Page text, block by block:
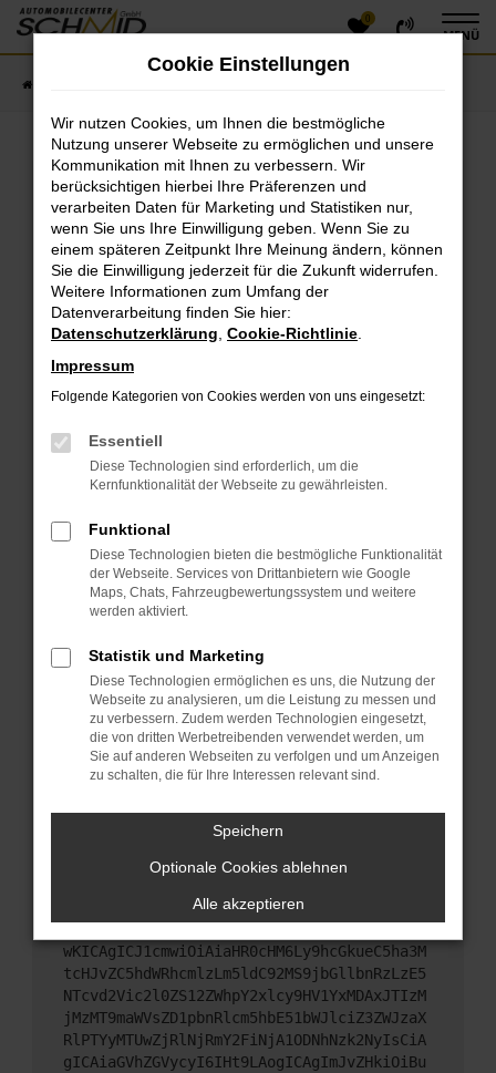
Zum
Hauptinhalt
0
MENÜ
Fehler: Network Error
Beim Laden ist ein Fehler aufgetreten.
Hier sind ein paar Tipps, die dir helfen können:
Überprüfe deine Firewall und deine
Internetverbindung.
Laden andere Webseiten, zum Beispiel deine
Suchmaschine?
Prüfe deine Browsererweiterungen.
das Laden bestimmter Seiten verhindern.
Funktioniert die Seite in einem anderen Browser
oder in einem privaten Fenster?
Das kann manchmal helfen, vorübergehende
Probleme zu beheben.
Stelle sicher, dass dein Browser und dein
Betriebssystem auf dem neuesten Stand sind.
Sicherheitsrisiko, sondern kann auch dazu führen,
dass bestimmte Funktionen nicht mehr
unterstützt werden.
Wende dich an den Webseitenbetreiber.
Wenn du alle oben genannten Schritte versucht
hast, kontaktiere uns bitte. Wir werden versuchen,
das Problem zu beheben. Du kannst uns diesen
Text schicken, um uns bei der Fehlersuche zu
unterstützen:
ewogICJuYW1lIjogIk5ldHdvcmtFcnJvciIsCiAgI
mNvbmZpZyI6IHsKICAgICJtZXRob2QiOiAiR0VUIi
wKICAgICJ1cmwiOiAiaHR0cHM6Ly9hcGkueC5ha3M
tcHJvZC5hdWRhcmlzLm5ldC92MS9jbGllbnRzLzE5
NTcvd2Vic2l0ZS12ZWhpY2xlcy9HV1YxMDAxJTIzM
jMzMT9maWVsZD1pbnRlcm5hbE51bWJlciZ3ZWJzaX
RlPTYyMTUwZjRlNjRmY2FiNjA1ODNhNzk2NyIsCiA
gICAiaGVhZGVycyI6IHt9LAogICAgImJvZHkiOiBu
Cookie Einstellungen
Wir nutzen Cookies, um Ihnen die bestmögliche
Nutzung unserer Webseite zu ermöglichen und unsere
Kommunikation mit Ihnen zu verbessern. Wir
berücksichtigen hierbei Ihre Präferenzen und
verarbeiten Daten für Marketing und Statistiken nur,
wenn Sie uns Ihre Einwilligung geben. Wenn Sie zu
einem späteren Zeitpunkt Ihre Meinung ändern, können
Sie die Einwilligung jederzeit für die Zukunft widerrufen.
Weitere Informationen zum Umfang der
Datenverarbeitung finden Sie hier:
Datenschutzerklärung Cookie-Richtlinie
Impressum
Folgende Kategorien von Cookies werden von uns eingesetzt:
Essentiell
Diese Technologien sind erforderlich, um die
Kernfunktionalität der Webseite zu gewährleisten.
Funktional
Diese Technologien bieten die bestmögliche Funktionalität
der Webseite. Services von Drittanbietern wie Google
Maps, Chats, Fahrzeugbewertungssystem und weitere
werden aktiviert.
Statistik und Marketing
Diese Technologien ermöglichen es uns, die Nutzung der
Webseite zu analysieren, um die Leistung zu messen und
zu verbessern. Zudem werden Technologien eingesetzt,
die von dritten Werbetreibenden verwendet werden, um
Sie auf anderen Webseiten zu verfolgen und um Anzeigen
zu schalten, die für Ihre Interessen relevant sind.
Speichern
Optionale Cookies ablehnen
Alle akzeptieren